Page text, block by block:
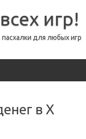
игр!
для любых игр
в X